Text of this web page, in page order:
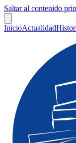
Saltar al contenido
InicioActualidad